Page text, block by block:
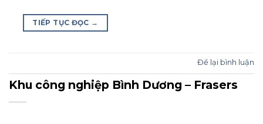
TIẾP TỤC ĐỌC →
Để lại bình luận
Khu công nghiệp Bình Dương – Frasers